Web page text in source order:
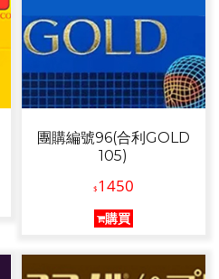
團購編號96(合利GOLD
105)
$1450
購買